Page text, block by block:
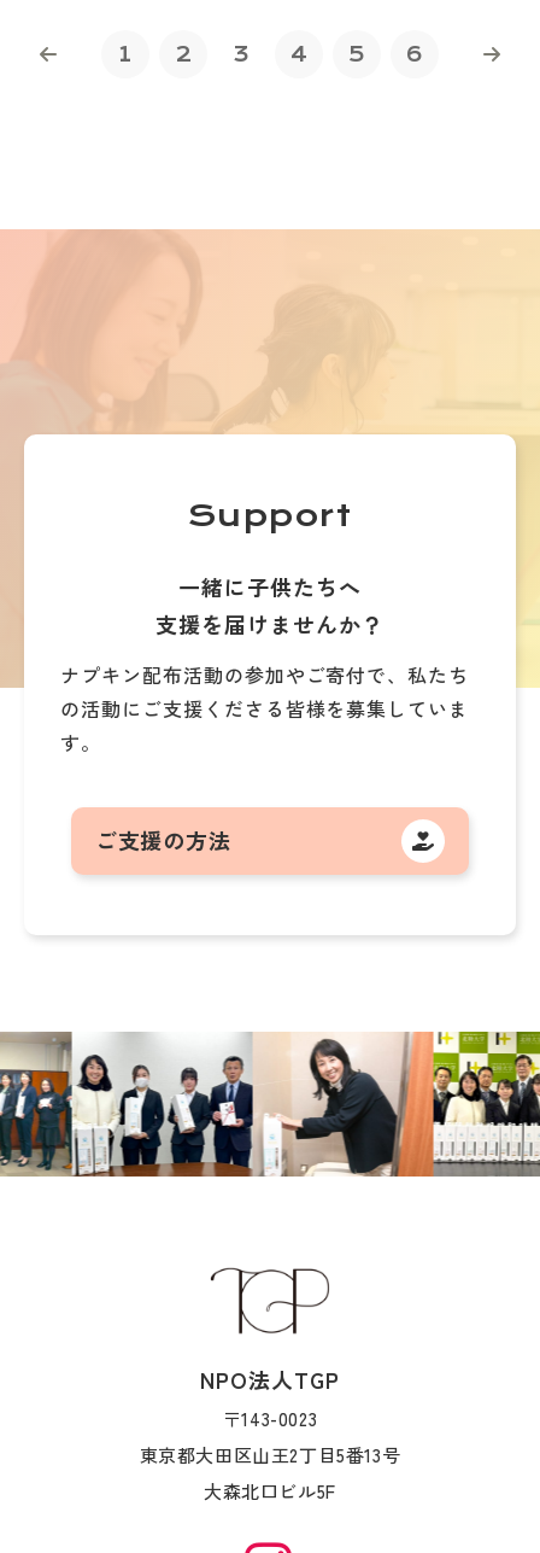
1 2 3 4 5 6
Support
一緒に子供たちへ
支援を届けませんか？
ナプキン配布活動の参加やご寄付で、私たち
の活動にご支援くださる皆様を募集していま
す。
ご支援の方法
NPO法人TGP
〒143-0023
東京都大田区山王2丁目5番13号
大森北口ビル5F